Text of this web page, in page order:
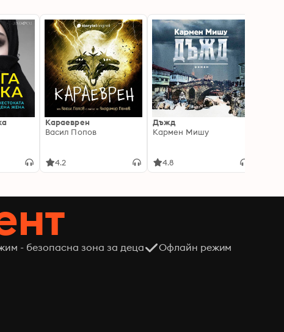
Караеврен
Васил Попов
4.2
Дъжд
Кармен Мишу
4.8
- безопасна зона за деца Офлайн режим